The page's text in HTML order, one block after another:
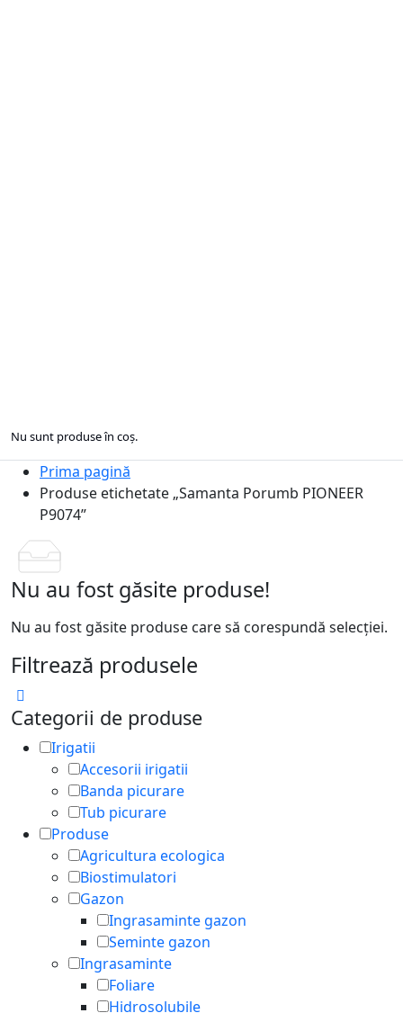
Nu sunt produse în coș.
Prima pagină
Produse etichetate „Samanta Porumb PIONEER
P9074”
Nu au fost găsite produse!
Nu au fost găsite produse care să corespundă selecției.
Filtrează produsele
Categorii de produse
Irigatii
Accesorii irigatii
Banda picurare
Tub picurare
Produse
Agricultura ecologica
Biostimulatori
Gazon
Ingrasaminte gazon
Seminte gazon
Ingrasaminte
Foliare
Hidrosolubile